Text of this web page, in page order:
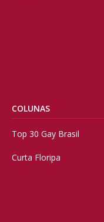
COLUNAS
Top 30 Gay Brasil
Curta Floripa